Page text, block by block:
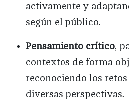
activamente y
según el público.
Pensamiento crítico,
contextos de forma
reconociendo los
diversas perspectivas.